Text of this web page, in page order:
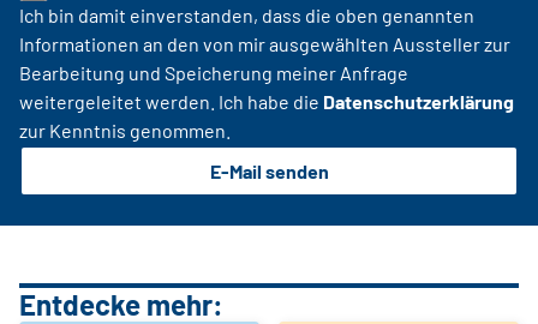
Ich bin damit einverstanden, dass die oben genannten
Informationen an den von mir ausgewählten Aussteller zur
Bearbeitung und Speicherung meiner Anfrage
weitergeleitet werden. Ich habe die Datenschutzerklärung
zur Kenntnis genommen.
E-Mail senden
Entdecke mehr: